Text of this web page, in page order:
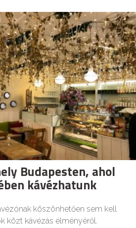
Budapesten, ahol
kávézhatunk
köszönhetően sem kell
közt kávézás élményéről.